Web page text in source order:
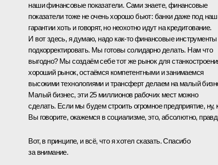
наши финансовые показатели. Сами знаете, финансовые
показатели тоже не очень хорошо бьют: банки даже под
гарантии хоть и говорят, но неохотно идут на кредитование.
И вот здесь, я думаю, надо как‑то финансовые инструменты
подкорректировать. Мы готовы солидарно делать. Нам что
выгодно? Мы создаём себе тот же рынок для
хороший рынок, остаёмся компетентными и занимаемся
высокими технологиями и трансферт делаем на малый
Малый бизнес, эти 25 миллионов рабочих мест можно
сделать. Если мы будем строить огромное предприятие, ну,
Вы говорите, окажемся в социализме, это, абсолютно,
Вот, в принципе, и всё, что я хотел сказать. Спасибо
за внимание.